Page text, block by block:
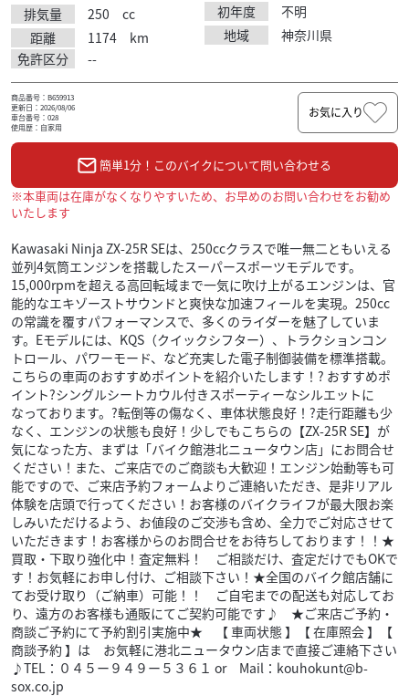
排気量 250 cc 初年度
不明
距離
1174 km 地域
神奈川県
免許区分
--
商品番号：B659913
更新日：2026/08/06
車台番号：028
使用歴：自家用
お気に入り
簡単1分！このバイクについて問い合わせる
※本車両は在庫がなくなりやすいため、お早めのお問い合わせをお勧め
いたします
Kawasaki Ninja ZX-25R SEは、250ccクラスで唯一無二ともいえる
並列4気筒エンジンを搭載したスーパースポーツモデルです。
15,000rpmを超える高回転域まで一気に吹け上がるエンジンは、官
能的なエキゾーストサウンドと爽快な加速フィールを実現。250cc
の常識を覆すパフォーマンスで、多くのライダーを魅了していま
す。Eモデルには、KQS（クイックシフター）、トラクションコン
トロール、パワーモード、など充実した電子制御装備を標準搭載。
こちらの車両のおすすめポイントを紹介いたします！? おすすめポ
イント?シングルシートカウル付きスポーティーなシルエットに
なっております。?転倒等の傷なく、車体状態良好！?走行距離も少
なく、エンジンの状態も良好！少しでもこちらの【ZX-25R SE】が
気になった方、まずは「バイク館港北ニュータウン店」にお問合せ
ください！また、ご来店でのご商談も大歓迎！エンジン始動等も可
能ですので、ご来店予約フォームよりご連絡いただき、是非リアル
体験を店頭で行ってください！お客様のバイクライフが最大限お楽
しみいただけるよう、お値段のご交渉も含め、全力でご対応させて
いただきます！お客様からのお問合せをお待ちしております！！★
買取・下取り強化中！査定無料！ ご相談だけ、査定だけでもOKで
す！お気軽にお申し付け、ご相談下さい！★全国のバイク館店舗に
てお受け取り（ご納車）可能！！ ご自宅までの配送も対応してお
り、遠方のお客様も通販にてご契約可能です♪ ★ご来店ご予約・
商談ご予約にて予約割引実施中★ 【 車両状態 】【 在庫照会 】【
商談予約 】は お気軽に港北ニュータウン店まで直接ご連絡下さい
♪TEL：０４５ー９４９ー５３６１ or Mail：kouhokunt@b-
sox.co.jp